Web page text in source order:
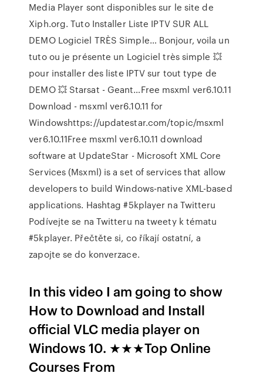
Media Player sont disponibles sur le site de
Xiph.org.Tuto Installer Liste IPTV SUR ALL
DEMO Logiciel TRÈS Simple… Bonjour, voila un
tuto ou je présente un Logiciel très simple 💥
pour installer des liste IPTV sur tout type de
DEMO 💥 Starsat - Geant…Free msxml ver6.10.11
Download - msxml ver6.10.11 for
Windowshttps://updatestar.com/topic/msxml
ver6.10.11Free msxml ver6.10.11 download
software at UpdateStar - Microsoft XML Core
Services (Msxml) is a set of services that allow
developers to build Windows-native XML-based
applications. Hashtag #5kplayer na Twitteru
Podívejte se na Twitteru na tweety k tématu
#5kplayer. Přečtěte si, co říkají ostatní, a
zapojte se do konverzace.
In this video I am going to show
How to Download and Install
official VLC media player on
Windows 10. ★★★Top Online
Courses From